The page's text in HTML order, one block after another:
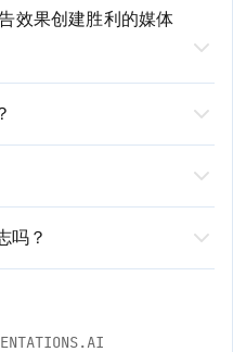
效果创建胜利的媒体
创建获奖媒体工具包
您的创建流程：
容
生成专业品质的初始内
可以根据需要编辑文
添加或删除部分。我们的
动自定义选项。
平台会自动处理设计元
保其呈现专业且精美的效
您的内容进行调整，同时
吗？
牌定制。您可以轻松上传